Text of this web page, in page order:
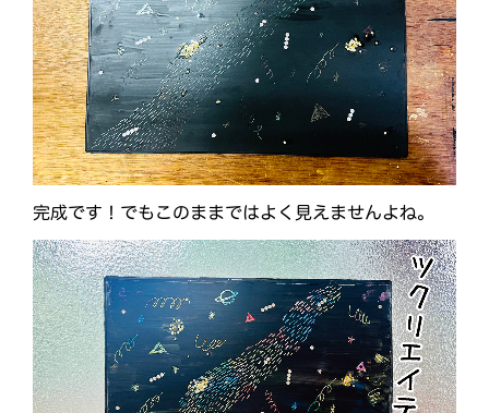
完成です！でもこのままではよく見えませんよね。